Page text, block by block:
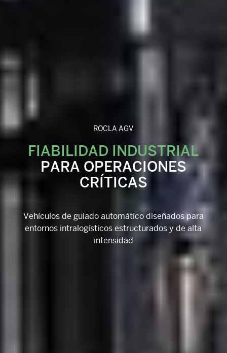
ROCLA AGV
FIABILIDAD INDUSTRIAL
PARA OPERACIONES
CRÍTICAS
Vehículos de guiado automático diseñados para
entornos intralogísticos estructurados y de alta
intensidad